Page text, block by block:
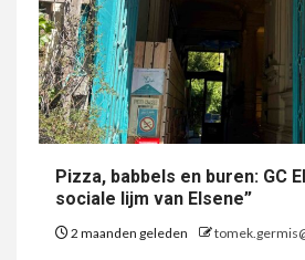
Pizza, babbels en buren: GC
sociale lijm van Elsene”
2 maanden geleden